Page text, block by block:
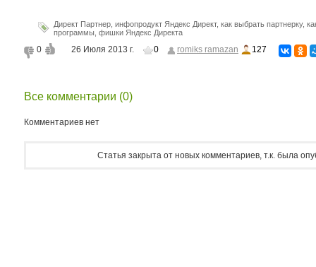
Директ Партнер инфопродукт Яндекс Директ, как выбрать партнерку,
программы фишки Яндекс Директа
0 26 Июля 2013 г. 0 romiks ramazan 127
Все комментарии (0)
Комментариев нет
Статья закрыта от новых комментариев, т.к. была